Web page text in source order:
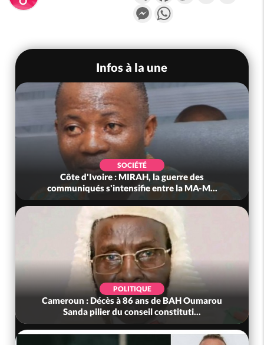
Messenger
Infos à la une
SOCIÉTÉ
Côte d'Ivoire : MIRAH, la guerre des
communiqués s'intensifie entre la MA-M...
POLITIQUE
Cameroun : Décès à 86 ans de BAH Oumarou
Sanda pilier du conseil constituti...